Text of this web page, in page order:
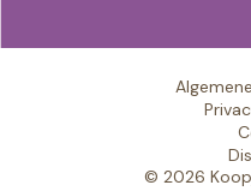
© 2026